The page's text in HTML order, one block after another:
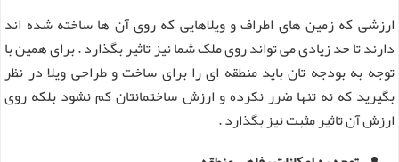
ارزشی که زمین های اطراف و ویلاهایی که روی آن ها ساخته شده اند
دارند تا حد زیادی می تواند روی ملک شما نیز تاثیر بگذارد . برای همین با
توجه به بودجه تان باید منطقه ای را برای ساخت و طراحی ویلا در نظر
بگیرید که نه تنها ضرر نکرده و ارزش ساختمانتان کم نشود بلکه روی
ارزش آن تاثیر مثبت نیز بگذارد .